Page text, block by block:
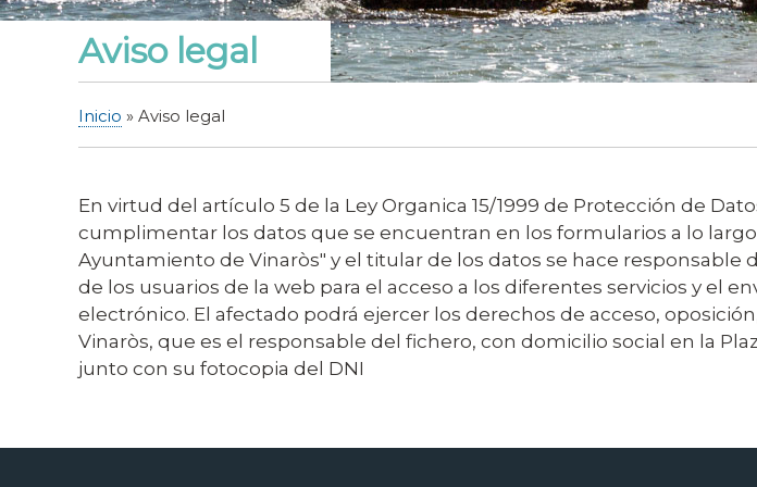
Aviso legal
ayuda
a
la
navegación
Inicio Aviso legal
En virtud del artículo 5 de la Ley Organica 15/1999 de Protección de
cumplimentar los datos que se encuentran en los formularios a lo
Ayuntamiento de Vinaròs" y el titular de los datos se hace responsable
de los usuarios de la web para el acceso a los diferentes servicios y el
electrónico. El afectado podrá ejercer los derechos de acceso,
Vinaròs, que es el responsable del fichero, con domicilio social en la
junto con su fotocopia del DNI